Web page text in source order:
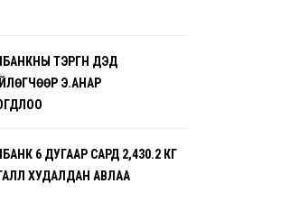
ТЭРГҮҮН ДЭД
Э.АНАР
6 ДУГААР САРД 2,430.2 КГ
ХУДАЛДАН АВЛАА